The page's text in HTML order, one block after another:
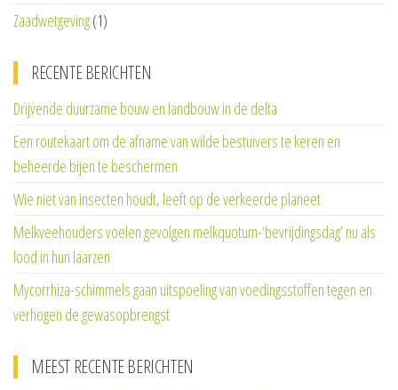
Zaadwetgeving(1)
RECENTE BERICHTEN
Drijvende duurzame bouw en landbouw in de delta
Een routekaart om de afname van wilde bestuivers te keren en
beheerde bijen te beschermen
Wie niet van insecten houdt, leeft op de verkeerde planeet
Melkveehouders voelen gevolgen melkquotum-‘bevrijdingsdag’ nu als
lood in hun laarzen
Mycorrhiza-schimmels gaan uitspoeling van voedingsstoffen tegen en
verhogen de gewasopbrengst
MEEST RECENTE BERICHTEN